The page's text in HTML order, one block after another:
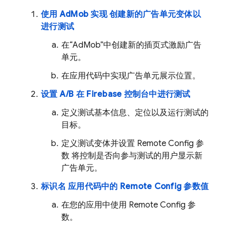
使用AdMob 实现 创建新的广告单元变体以
进行测试
在“AdMob”中创建新的插页式激励广告
单元。
在应用代码中实现广告单元展示位置。
设置 A/B 在 Firebase 控制台中进行测试
定义测试基本信息、定位以及运行测试的
目标。
定义测试变体并设置 Remote Config 参
数 将控制是否向参与测试的用户显示新
广告单元。
标识名 应用代码中的 Remote Config 参数值
在您的应用中使用 Remote Config 参
数。